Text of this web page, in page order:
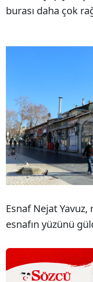
burası daha çok
Esnaf Nejat
esnafın yüzünü